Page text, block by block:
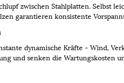
zwischen Stahlplatten. Selbst
garantieren konsistente
dynamische Kräfte - Wind,
und senken die Wartungskosten